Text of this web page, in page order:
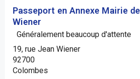
Passeport en Annexe Mairie
Wiener
Généralement beaucoup d'attente
19, rue Jean Wiener
92700
Colombes